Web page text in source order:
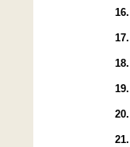
16.
17.
18.
19.
20.
21.